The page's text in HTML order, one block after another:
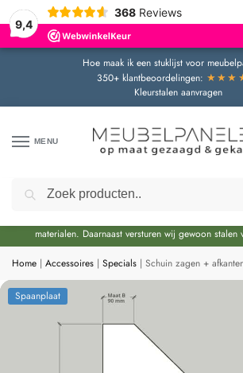
9,4
368 Reviews
Hoe maak ik een stuklijst voor
350+ klantbeoordelingen:
Kleurstalen aanvragen
MENU
Door de bouwvakperiode geldt momenteel een extra
materialen. Daarnaast versturen wij gewoon stalen
Home | Accessoires | Specials | Schuin zagen +
Spaanplaat